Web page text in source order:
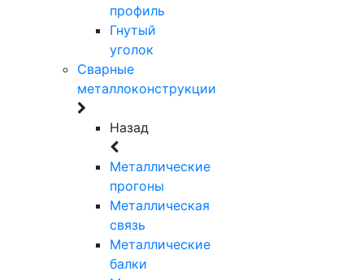
профиль
Гнутый
уголок
Сварные
металлоконструкции
Назад
Металлические
прогоны
Металлическая
связь
Металлические
балки